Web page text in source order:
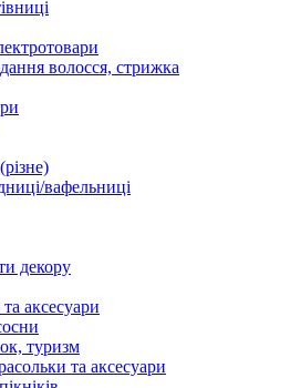
волосся, стрижка
вафельниці
декору
аксесуари
туризм
та аксесуари